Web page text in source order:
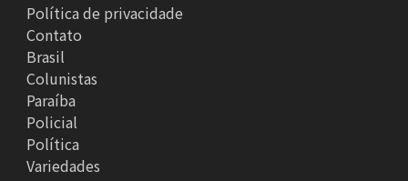
Política de privacidade
Contato
Brasil
Colunistas
Paraíba
Policial
Política
Variedades